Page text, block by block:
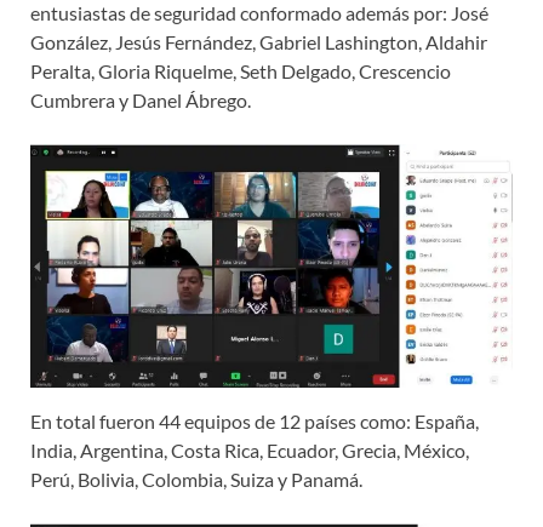
entusiastas de seguridad conformado además por: José
González, Jesús Fernández, Gabriel Lashington, Aldahir
Peralta, Gloria Riquelme, Seth Delgado, Crescencio
Cumbrera y Danel Ábrego.
En total fueron 44 equipos de 12 países como: España,
India, Argentina, Costa Rica, Ecuador, Grecia, México,
Perú, Bolivia, Colombia, Suiza y Panamá.